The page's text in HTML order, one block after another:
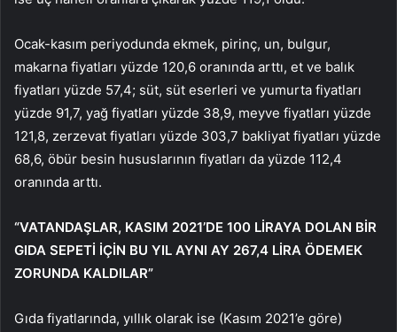
Ocak-kasım periyodunda ekmek, pirinç, un, bulgur,
makarna fiyatları yüzde 120,6 oranında arttı, et ve balık
fiyatları yüzde 57,4; süt, süt eserleri ve yumurta fiyatları
yüzde 91,7, yağ fiyatları yüzde 38,9, meyve fiyatları yüzde
121,8, zerzevat fiyatları yüzde 303,7 bakliyat fiyatları yüzde
68,6, öbür besin hususlarının fiyatları da yüzde 112,4
oranında arttı.
“VATANDAŞLAR, KASIM 2021’DE 100 LİRAYA DOLAN BİR
GIDA SEPETİ İÇİN BU YIL AYNI AY 267,4 LİRA ÖDEMEK
ZORUNDA KALDILAR”
Gıda fiyatlarında, yıllık olarak ise (Kasım 2021’e göre)